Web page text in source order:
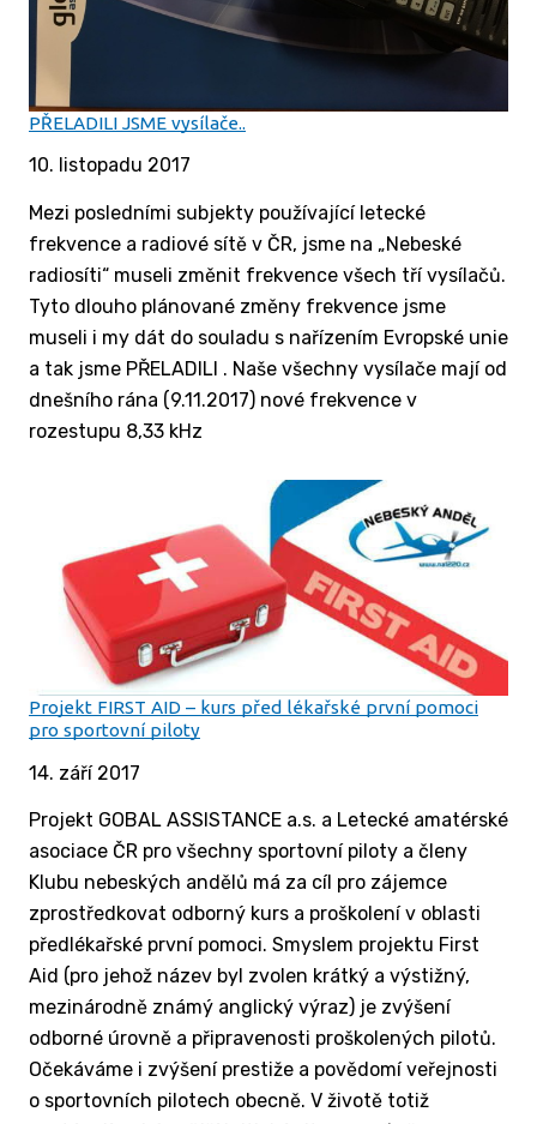
PŘELADILI JSME vysílače..
10. listopadu 2017
Mezi posledními subjekty používající letecké
frekvence a radiové sítě v ČR, jsme na „Nebeské
radiosíti“ museli změnit frekvence všech tří vysílačů.
Tyto dlouho plánované změny frekvence jsme
museli i my dát do souladu s nařízením Evropské unie
a tak jsme PŘELADILI . Naše všechny vysílače mají od
dnešního rána (9.11.2017) nové frekvence v
rozestupu 8,33 kHz
Projekt FIRST AID – kurs před lékařské první pomoci
pro sportovní piloty
14. září 2017
Projekt GOBAL ASSISTANCE a.s. a Letecké amatérské
asociace ČR pro všechny sportovní piloty a členy
Klubu nebeských andělů má za cíl pro zájemce
zprostředkovat odborný kurs a proškolení v oblasti
předlékařské první pomoci. Smyslem projektu First
Aid (pro jehož název byl zvolen krátký a výstižný,
mezinárodně známý anglický výraz) je zvýšení
odborné úrovně a připravenosti proškolených pilotů.
Očekáváme i zvýšení prestiže a povědomí veřejnosti
o sportovních pilotech obecně. V životě totiž